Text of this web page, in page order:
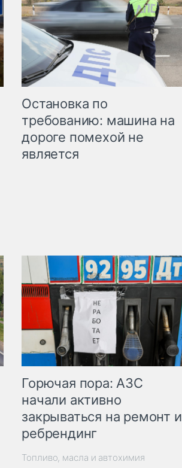
Остановка по
требованию: машина на
дороге помехой не
является
Горючая пора: АЗС
начали активно
закрываться на ремонт и
ребрендинг
Топливо, масла и автохимия